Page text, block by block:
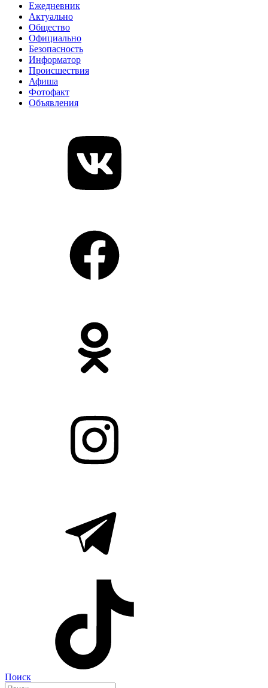
Ежедневник
Актуально
Общество
Официально
Безопасность
Информатор
Происшествия
Афиша
Фотофакт
Объявления
Поиск